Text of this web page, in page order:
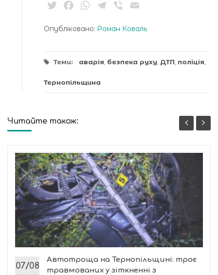
TwitterFacebookWhatsApp
Telegram
Viber
Опубліковано: Роман Коваль
Теми: аварія, безпека руху, ДТП, поліція,
Тернопільщина
Читайте також:
07/08
Автотроща на Тернопільщині: троє
травмованих у зіткненні з